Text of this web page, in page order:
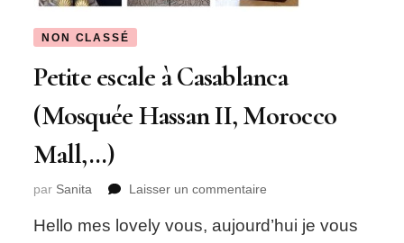
NON CLASSÉ
Petite escale à Casablanca
(Mosquée Hassan II, Morocco
Mall,…)
par Sanita Laisser un commentaire
escale
Hello mes lovely vous, aujourd’hui je vous